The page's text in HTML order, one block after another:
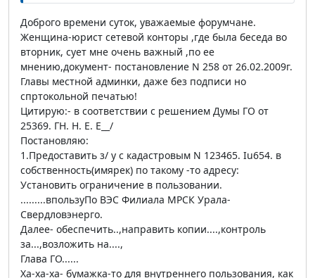
Доброго времени суток, уважаемые форумчане.
Женщина-юрист сетевой конторы ,где была беседа во
вторник, сует мне очень важный ,по ее
мнению,документ- постановление N 258 от 26.02.2009г.
Главы местной админки, даже без подписи но
спртокольной печатью!
Цитирую:- в соответствии с решением Думы ГО от
25369. ГН. Н. Е. Е__/
Постановляю:
1.Предоставить з/ у с кадастровым N 123465. Iu654. в
собственность(имярек) по такому -то адресу:
Установить ограничение в пользовании.
.........впользуПо ВЭС Филиала МРСК Урала-
Свердловэнерго.
Далее- обеспечить..,направить копии....,контроль
за...,возложить на....,
Глава ГО......
Ха-ха-ха- бумажка-то для внутреннего пользования, как